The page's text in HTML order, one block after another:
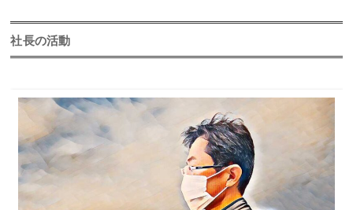
2026年
2025年
2023年
2022年
社長の活動